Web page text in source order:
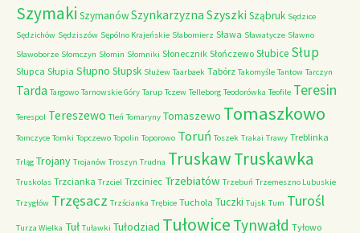
Szymaki SzymanówSzynkarzyzna Szyszki Sząbruk Sędzice
Sędzichów Sędziszów Sępólno Krajeńskie Słabomierz Sława Sławatycze Sławno
Sławoborze Słomczyn Słomin Słomniki Słonecznik Słończewo Słubice Słup
Słupca Słupia Słupno Słupsk Służew Taarbaek Tabórz Takomyśle Tantow Tarczyn
Tarda Targowo Tarnowskie Góry Tarup Tczew Telleborg Teodorówka Teofile Teresin
Terespol Tereszewo Tleń Tomaryny Tomaszewo Tomaszkowo
Tomczyce Tomki Topczewo Topolin Toporowo Toruń Toszek Trakai Trawy Treblinka
Trląg Trojany Trojanów Troszyn Trudna TruskawTruskawka
Truskolas Trzcianka Trzciel Trzciniec Trzebiatów Trzebuń Trzemeszno Lubuskie
Trzygłów Trzęsacz Trzścianka Trębice Tuchola Tuczki Tujsk Tum Turośl
Turza Wielka Tuł Tuławki Tułodziad Tułowice Tynwałd Tyłowo